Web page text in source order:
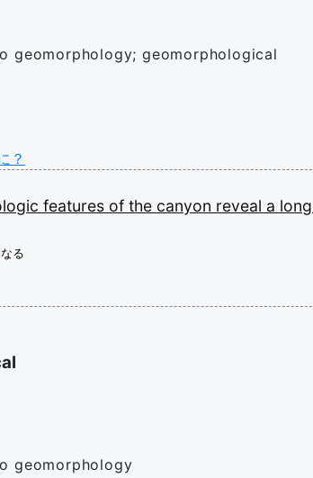
geomorphology; geomorphological
？
features of the canyon reveal a long
る
geomorphology